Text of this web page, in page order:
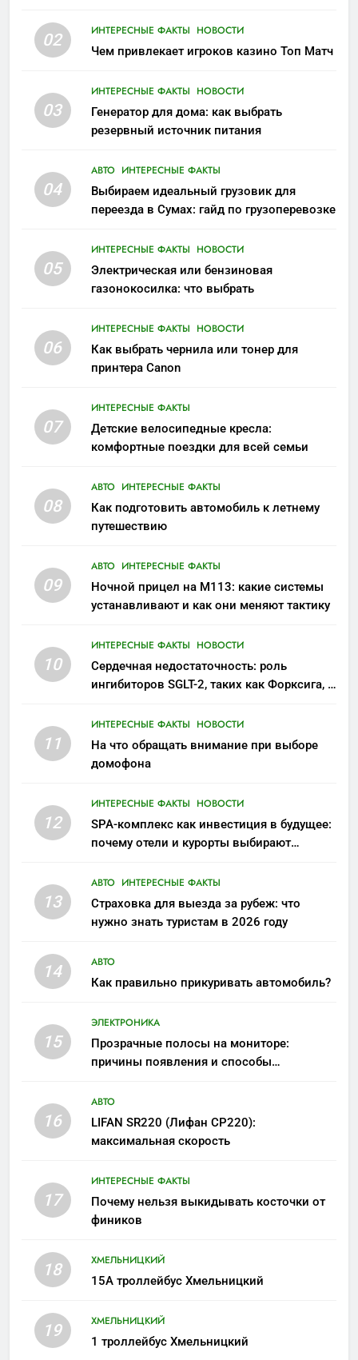
02 ИНТЕРЕСНЫЕ ФАКТЫ НОВОСТИ
Чем привлекает игроков казино Топ Матч
03
ИНТЕРЕСНЫЕ ФАКТЫ НОВОСТИ
Генератор для дома: как выбрать
резервный источник питания
04
АВТО ИНТЕРЕСНЫЕ ФАКТЫ
Выбираем идеальный грузовик для
переезда в Сумах: гайд по грузоперевозке
05
ИНТЕРЕСНЫЕ ФАКТЫ НОВОСТИ
Электрическая или бензиновая
газонокосилка: что выбрать
06
ИНТЕРЕСНЫЕ ФАКТЫ НОВОСТИ
Как выбрать чернила или тонер для
принтера Canon
07
ИНТЕРЕСНЫЕ ФАКТЫ
Детские велосипедные кресла:
комфортные поездки для всей семьи
08
АВТО ИНТЕРЕСНЫЕ ФАКТЫ
Как подготовить автомобиль к летнему
путешествию
09
АВТО ИНТЕРЕСНЫЕ ФАКТЫ
Ночной прицел на M113: какие системы
устанавливают и как они меняют тактику
10
ИНТЕРЕСНЫЕ ФАКТЫ НОВОСТИ
Сердечная недостаточность: роль
ингибиторов SGLT-2, таких как Форксига, в
11
ИНТЕРЕСНЫЕ ФАКТЫ НОВОСТИ
На что обращать внимание при выборе
домофона
12
ИНТЕРЕСНЫЕ ФАКТЫ НОВОСТИ
SPA-комплекс как инвестиция в будущее:
почему отели и курорты выбирают
13
АВТО ИНТЕРЕСНЫЕ ФАКТЫ
Страховка для выезда за рубеж: что
нужно знать туристам в 2026 году
14
АВТО
Как правильно прикуривать автомобиль?
15
ЭЛЕКТРОНИКА
Прозрачные полосы на мониторе:
причины появления и способы
16
АВТО
LIFAN SR220 (Лифан СР220):
максимальная скорость
17
ИНТЕРЕСНЫЕ ФАКТЫ
Почему нельзя выкидывать косточки от
фиников
18
ХМЕЛЬНИЦКИЙ
15А троллейбус Хмельницкий
19
ХМЕЛЬНИЦКИЙ
1 троллейбус Хмельницкий